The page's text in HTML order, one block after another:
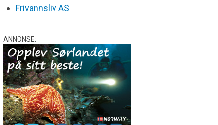
Frivannsliv AS
ANNONSE: